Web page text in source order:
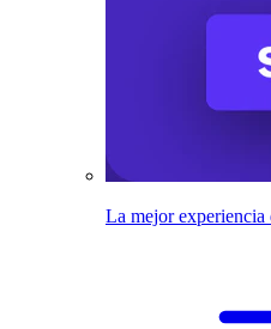
La mejor experiencia